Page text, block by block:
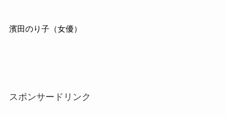
濱田のり子（女優）
スポンサードリンク